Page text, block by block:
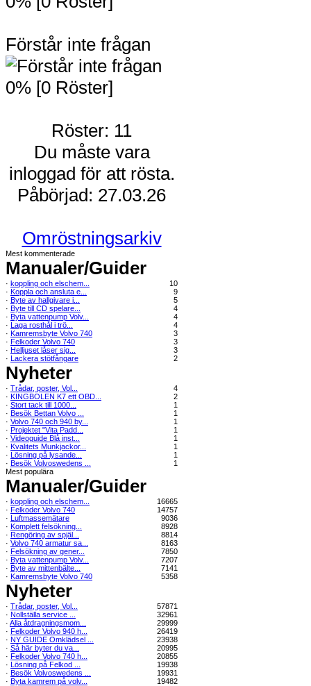
Förstår inte frågan
0% [0 Röster]
Röster: 11
Du måste vara
inloggad för att rösta.
Påbörjad: 27.03.26
Omröstningsarkiv
Mest kommenterade
Manualer/Guider
· koppling och elschem...
10
· Koppla och ansluta e...
9
· Byte av hallgivare i...
5
· Byte till CD spelare...
4
· Byta vattenpump Volv...
4
· Laga rosthål i trö...
4
· Kamremsbyte Volvo 740
3
· Felkoder Volvo 740
3
· Helljuset låser sig...
3
· Lackera stötfångare 2
Nyheter
· Trådar, poster, Vol...
4
· KINGBOLEN K7 ett OBD...
2
· Stort tack till 1000...
1
· Besök Bettan Volvo ...
1
· Volvo 740 och 940 by...
1
· Projektet "Vita Padd...
1
· Videoguide Blå inst...
1
· Kvalitets Munkjackor...
1
· Lösning på lysande...
1
· Besök Volvoswedens ...
1
Mest populära
Manualer/Guider
· koppling och elschem...
16665
· Felkoder Volvo 740
14757
· Luftmassemätare
9036
· Komplett felsökning...
8928
· Rengöring av spjäl...
8814
· Volvo 740 armatur sa...
8163
· Felsökning av gener...
7850
· Byta vattenpump Volv...
7207
· Byte av mittenbälte...
7141
· Kamremsbyte Volvo 740 5358
Nyheter
· Trådar, poster, Vol...
57871
· Nollställa service ...
32961
· Alla åtdragningsmom...
29999
· Felkoder Volvo 940 h...
26419
· NY GUIDE Omklädsel ...
23938
· Så här byter du va...
20995
· Felkoder Volvo 740 h...
20855
· Lösning på Felkod ...
19938
· Besök Volvoswedens ...
19931
· Byta kamrem på volv...
19482